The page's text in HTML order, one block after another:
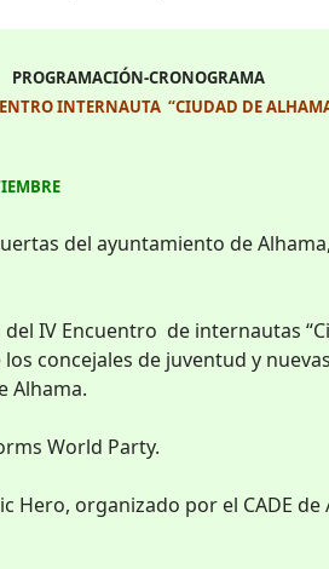
PROGRAMACIÓN-CRONOGRAMA
INTERNAUTA “CIUDAD DE
del ayuntamiento de
IV Encuentro de internautas
los concejales de juventud y
Alhama.
World Party.
Hero, organizado por el CADE de